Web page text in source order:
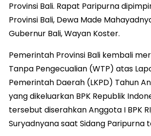
Provinsi Bali. Rapat Paripurna
Provinsi Bali, Dewa Made
Gubernur Bali, Wayan Koster.
Pemerintah Provinsi Bali kembali
Tanpa Pengecualian (WTP) atas
Pemerintah Daerah (LKPD) Tahun
yang dikeluarkan BPK Republik
tersebut diserahkan Anggota I BPK
Suryadnyana saat Sidang Paripurna